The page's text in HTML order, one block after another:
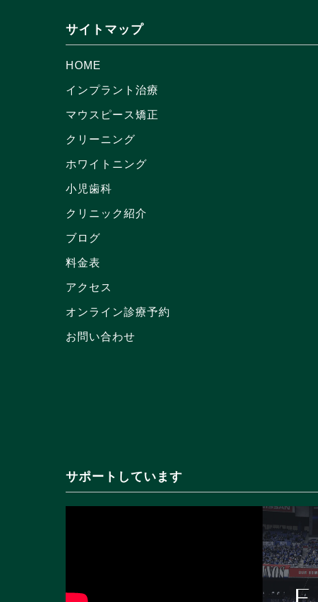
サイトマップ
HOME
インプラント治療
マウスピース矯正
クリーニング
ホワイトニング
小児歯科
クリニック紹介
ブログ
料金表
アクセス
オンライン診療予約
お問い合わせ
サポートしています